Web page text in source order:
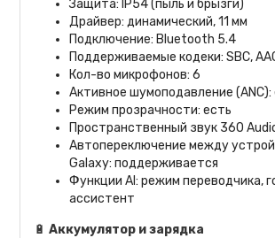
Защита: IP54 (пыль и брызги)
Драйвер: динамический, 11 мм
Подключение: Bluetooth 5.4
Поддерживаемые кодеки: SBC,
Кол-во микрофонов: 6
Активное шумоподавление (ANC):
Режим прозрачности: есть
Пространственный звук 360
Автопереключение между
Galaxy: поддерживается
Функции AI: режим переводчика,
ассистент
🔋Аккумулятор и зарядка